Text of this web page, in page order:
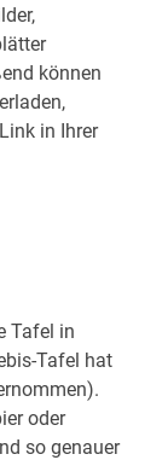
können
in Ihrer
Tafel in
Tafel hat
oder
so genauer